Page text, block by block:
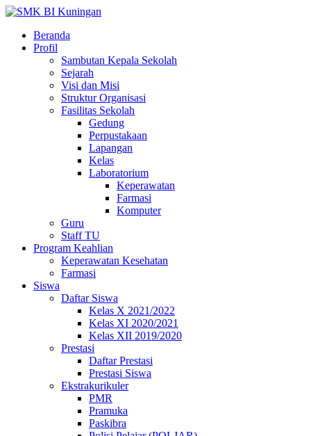
Beranda
Profil
Sambutan Kepala Sekolah
Sejarah
Visi dan Misi
Struktur Organisasi
Fasilitas Sekolah
Gedung
Perpustakaan
Lapangan
Kelas
Laboratorium
Keperawatan
Farmasi
Komputer
Guru
Staff TU
Program Keahlian
Keperawatan Kesehatan
Farmasi
Siswa
Daftar Siswa
Kelas X 2021/2022
Kelas XI 2020/2021
Kelas XII 2019/2020
Prestasi
Daftar Prestasi
Prestasi Siswa
Ekstrakurikuler
PMR
Pramuka
Paskibra